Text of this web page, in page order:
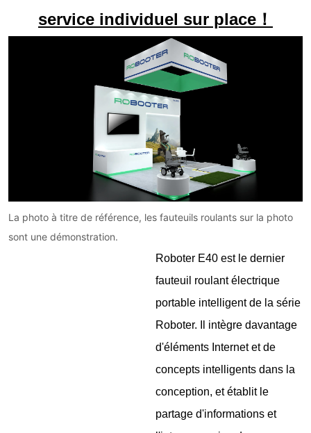
service individuel sur place！
La photo à titre de référence, les fauteuils roulants sur la photo
sont une démonstration.
Roboter E40 est le dernier
fauteuil roulant électrique
portable intelligent de la série
Roboter. Il intègre davantage
d'éléments Internet et de
concepts intelligents dans la
conception, et établit le
partage d'informations et